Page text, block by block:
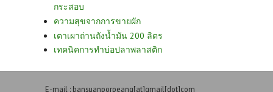
กระสอบ
ความสุขจากการขายผัก
เตาเผาถ่านถังน้ำมัน 200 ลิตร
เทคนิคการทำบ่อปลาพลาสติก
E-mail : bansuanporpeang[at]gmail[dot]com